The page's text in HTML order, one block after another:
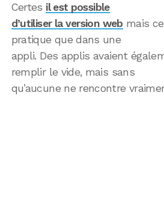
Certes il est possible
d’utiliser la version web mais
pratique que dans une
appli. Des applis avaient
remplir le vide, mais sans
qu’aucune ne rencontre